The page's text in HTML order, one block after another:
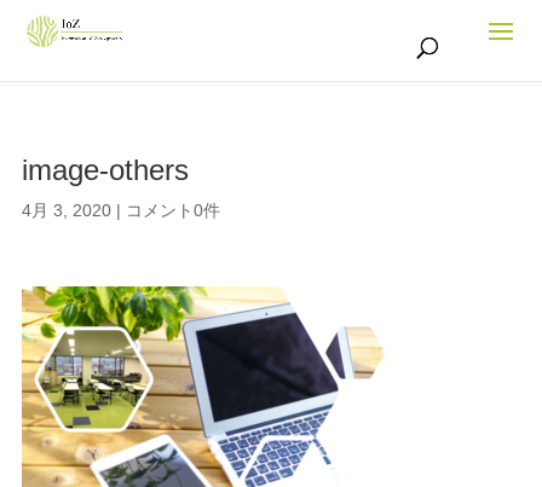
image-others
4月 3, 2020| コメント0件